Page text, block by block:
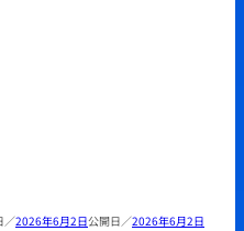
2026年6月2日 2026年6月2日